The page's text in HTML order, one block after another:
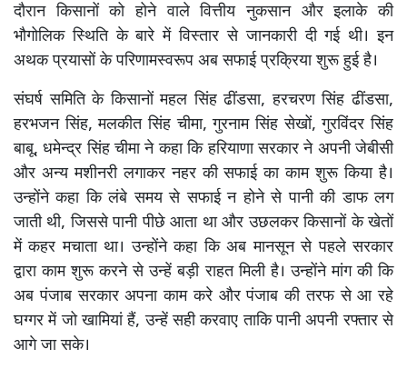
दौरान किसानों को होने वाले वित्तीय नुकसान और इलाके की
भौगोलिक स्थिति के बारे में विस्तार से जानकारी दी गई थी। इन
अथक प्रयासों के परिणामस्वरूप अब सफाई प्रक्रिया शुरू हुई है।
संघर्ष समिति के किसानों महल सिंह ढींडसा, हरचरण सिंह ढींडसा,
हरभजन सिंह, मलकीत सिंह चीमा, गुरनाम सिंह सेखों, गुरविंदर सिंह
बाबू, धमेन्द्र सिंह चीमा ने कहा कि हरियाणा सरकार ने अपनी जेबीसी
और अन्य मशीनरी लगाकर नहर की सफाई का काम शुरू किया है।
उन्होंने कहा कि लंबे समय से सफाई न होने से पानी की डाफ लग
जाती थी, जिससे पानी पीछे आता था और उछलकर किसानों के खेतों
में कहर मचाता था। उन्होंने कहा कि अब मानसून से पहले सरकार
द्वारा काम शुरू करने से उन्हें बड़ी राहत मिली है। उन्होंने मांग की कि
अब पंजाब सरकार अपना काम करे और पंजाब की तरफ से आ रहे
घग्गर में जो खामियां हैं, उन्हें सही करवाए ताकि पानी अपनी रफ्तार से
आगे जा सके।